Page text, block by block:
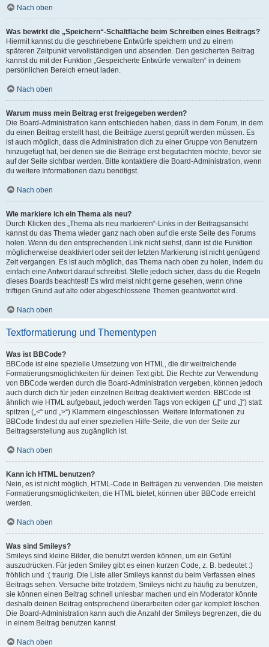
Nach oben
Was bewirkt die „Speichern“-Schaltfläche beim Schreiben eines Beitrags?
Hiermit kannst du die geschriebene Entwürfe speichern und zu einem
späteren Zeitpunkt vervollständigen und absenden. Den gesicherten Beitrag
kannst du mit der Funktion „Gespeicherte Entwürfe verwalten“ in deinem
persönlichen Bereich erneut laden.
Nach oben
Warum muss mein Beitrag erst freigegeben werden?
Die Board-Administration kann entschieden haben, dass in dem Forum, in dem
du einen Beitrag erstellt hast, die Beiträge zuerst geprüft werden müssen. Es
ist auch möglich, dass die Administration dich zu einer Gruppe von Benutzern
hinzugefügt hat, bei denen sie die Beiträge erst begutachten möchte, bevor sie
auf der Seite sichtbar werden. Bitte kontaktiere die Board-Administration, wenn
du weitere Informationen dazu benötigst.
Nach oben
Wie markiere ich ein Thema als neu?
Durch Klicken des „Thema als neu markieren“-Links in der Beitragsansicht
kannst du das Thema wieder ganz nach oben auf die erste Seite des Forums
holen. Wenn du den entsprechenden Link nicht siehst, dann ist die Funktion
möglicherweise deaktiviert oder seit der letzten Markierung ist nicht genügend
Zeit vergangen. Es ist auch möglich, das Thema nach oben zu holen, indem du
einfach eine Antwort darauf schreibst. Stelle jedoch sicher, dass du die Regeln
dieses Boards beachtest! Es wird meist nicht gerne gesehen, wenn ohne
triftigen Grund auf alte oder abgeschlossene Themen geantwortet wird.
Nach oben
Textformatierung und Thementypen
Was ist BBCode?
BBCode ist eine spezielle Umsetzung von HTML, die dir weitreichende
Formatierungsmöglichkeiten für deinen Text gibt. Die Rechte zur Verwendung
von BBCode werden durch die Board-Administration vergeben, können jedoch
auch durch dich für jeden einzelnen Beitrag deaktiviert werden. BBCode ist
ähnlich wie HTML aufgebaut, jedoch werden Tags von eckigen („[“ und „]“) statt
spitzen („<“ und „>“) Klammern eingeschlossen. Weitere Informationen zu
BBCode findest du auf einer speziellen Hilfe-Seite, die von der Seite zur
Beitragserstellung aus zugänglich ist.
Nach oben
Kann ich HTML benutzen?
Nein, es ist nicht möglich, HTML-Code in Beiträgen zu verwenden. Die meisten
Formatierungsmöglichkeiten, die HTML bietet, können über BBCode erreicht
werden.
Nach oben
Was sind Smileys?
Smileys sind kleine Bilder, die benutzt werden können, um ein Gefühl
auszudrücken. Für jeden Smiley gibt es einen kurzen Code, z. B. bedeutet :)
fröhlich und :( traurig. Die Liste aller Smileys kannst du beim Verfassen eines
Beitrags sehen. Versuche bitte trotzdem, Smileys nicht zu häufig zu benutzen,
sie können einen Beitrag schnell unlesbar machen und ein Moderator könnte
deshalb deinen Beitrag entsprechend überarbeiten oder gar komplett löschen.
Die Board-Administration kann auch die Anzahl der Smileys begrenzen, die du
in einem Beitrag benutzen kannst.
Nach oben